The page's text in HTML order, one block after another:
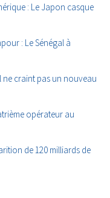
: Le Japon casque
: Le Sénégal à
ne craint pas un nouveau
opérateur au
de 120 milliards de